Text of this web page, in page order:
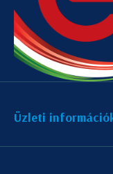
Üzleti